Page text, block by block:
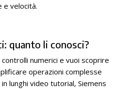
e velocità.
quanto li conosci?
numerici e vuoi scoprire
operazioni complesse
lunghi video tutorial, Siemens